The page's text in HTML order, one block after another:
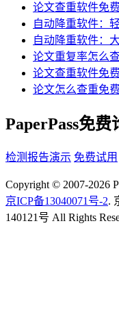
论文查重软件免
自动降重软件：
自动降重软件：
论文重复率怎么
论文查重软件免
论文怎么查重免
PaperPass免费
检测报告演示 免费试用
Copyright © 2007-2026
京ICP备13040071号-2.
140121号 All Rights